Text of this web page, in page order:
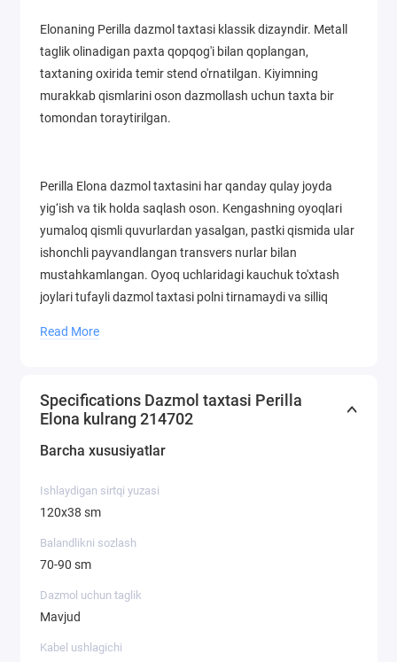
Elonaning Perilla dazmol taxtasi klassik dizayndir. Metall
taglik olinadigan paxta qopqog'i bilan qoplangan,
taxtaning oxirida temir stend o'rnatilgan. Kiyimning
murakkab qismlarini oson dazmollash uchun taxta bir
tomondan toraytirilgan.
Perilla Elona dazmol taxtasini har qanday qulay joyda
yig‘ish va tik holda saqlash oson. Kengashning oyoqlari
yumaloq qismli quvurlardan yasalgan, pastki qismida ular
ishonchli payvandlangan transvers nurlar bilan
mustahkamlangan. Oyoq uchlaridagi kauchuk to'xtash
joylari tufayli dazmol taxtasi polni tirnamaydi va silliq
Read More
Specifications Dazmol taxtasi Perilla
Elona kulrang 214702
Barcha xususiyatlar
Ishlaydigan sirtqi yuzasi
120х38 sm
Balandlikni sozlash
70-90 sm
Dazmol uchun taglik
Mavjud
Kabel ushlagichi